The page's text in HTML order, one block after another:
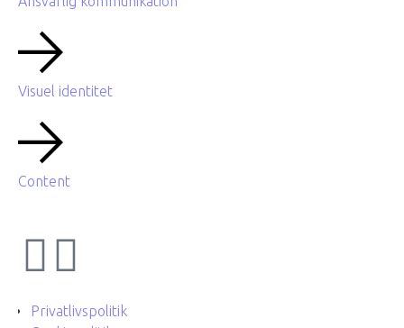
Visuel identitet
Content
Privatlivspolitik